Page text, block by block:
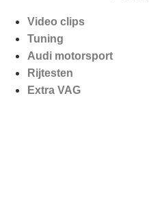
Video clips
Tuning
Audi motorsport
Rijtesten
Extra VAG